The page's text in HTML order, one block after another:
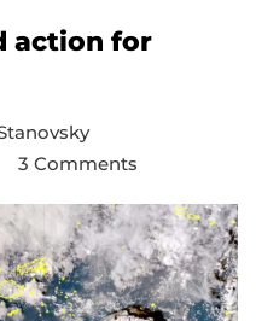
action for
3 Comments
on
A
call
to
prayer